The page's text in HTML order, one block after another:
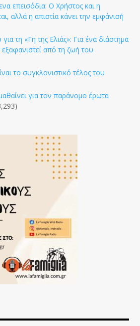
επεισόδια: Ο Χρήστος και η
αλλά η απιστία κάνει την εμφάνισή
τη «Γη της Ελιάς»: Για ένα διάστημα
εξαφανιστεί από τη ζωή του
το συγκλονιστικό τέλος του
για τον παράνομο έρωτα